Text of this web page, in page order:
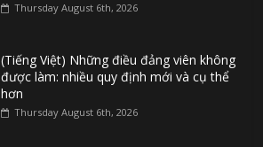
Thursday August 6th, 2026
(Tiếng Việt) Những điều đảng viên không
được làm: nhiều quy định mới và cụ thể
hơn
Thursday August 6th, 2026